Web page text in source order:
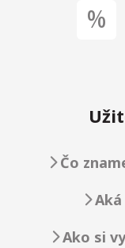
Čo
Ako si